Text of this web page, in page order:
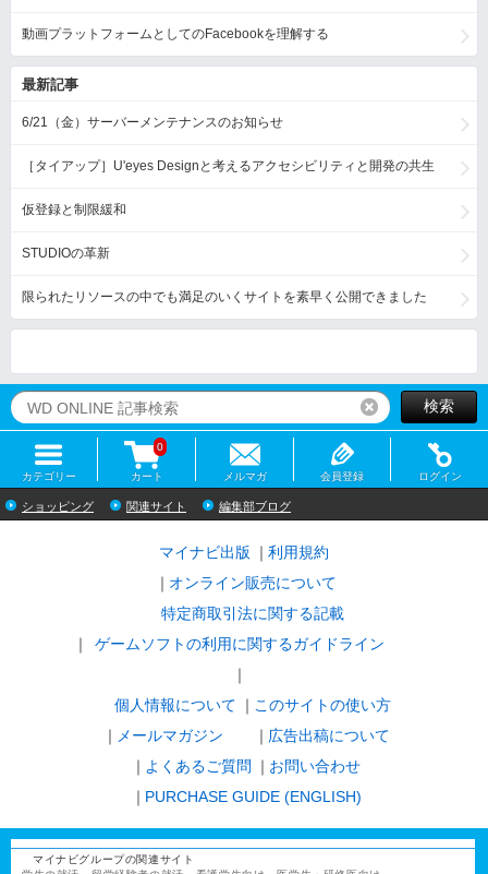
動画プラットフォームとしてのFacebookを理解する
最新記事
6/21（金）サーバーメンテナンスのお知らせ
［タイアップ］U'eyes Designと考えるアクセシビリティと開発の共生
仮登録と制限緩和
STUDIOの革新
限られたリソースの中でも満足のいくサイトを素早く公開できました
リセット検索
カテゴリー カート
0
メルマガ 会員登録 ログイン
ショッピング 関連サイト 編集部ブログ
マイナビ出版
利用規約
オンライン販売について
特定商取引法に関する記載
ゲームソフトの利用に関するガイドライン
｜
個人情報について
このサイトの使い方
メールマガジン
広告出稿について
よくあるご質問
お問い合わせ
PURCHASE GUIDE (ENGLISH)
マイナビグループの関連サイト